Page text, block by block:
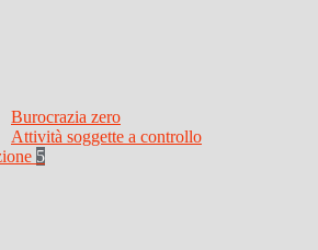
Burocrazia zero
Attività soggette a controllo
5